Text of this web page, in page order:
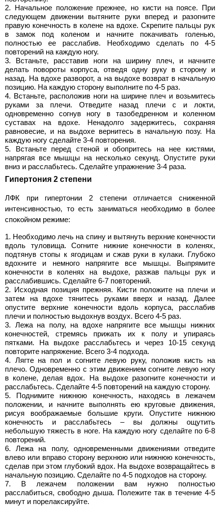
Начальное положение прежнее, но кисти на поясе. При
следующем движении вытяните руки вперед и разогните
правую конечность в колене на вдохе. Скрепите пальцы рук
в замок под коленом и начните покачивать голенью,
полностью ее расслабив. Необходимо сделать по 4-5
повторений на каждую ногу.
Встаньте, расставив ноги на ширину плеч, и начните
делать повороты корпуса, отведя одну руку в сторону и
назад. На вдохе разворот, а на выдохе возврат в начальную
позицию. На каждую сторону выполните по 4-5 раз.
Встаньте, расположив ноги на ширине плеч и возьмитесь
руками за плечи. Отведите назад плечи с и локти,
одновременно согнув ногу в тазобедренном и коленном
суставах на вдохе. Ненадолго задержитесь, сохраняя
равновесие, и на выдохе вернитесь в начальную позу. На
каждую ногу сделайте 3-4 повторения.
Встаньте перед стеной и обопритесь на нее кистями,
напрягая все мышцы на несколько секунд. Опустите руки
вниз и расслабьтесь. Сделайте упражнение 3-4 раза.
Гипертония 2 степени
ЛФК при гипертонии 2 степени отличается сниженной
интенсивностью, то есть заниматься необходимо в более
спокойном режиме:
Необходимо лечь на спину и вытянуть верхние конечности
вдоль туловища. Согните нижние конечности в коленях,
подтянув стопы к ягодицам и сжав руки в кулаки. Глубоко
вдохните и немного напрягите все мышцы. Выпрямите
конечности в коленях на выдохе, разжав пальцы рук и
расслабившись. Сделайте 6-7 повторений.
Исходная позиция прежняя. Кисти положите на плечи и
затем на вдохе тянитесь руками вверх и назад. Далее
опустите верхние конечности вдоль корпуса, расслабив
плечи и полностью выдохнув воздух. Всего 4-5 раз.
Лежа на полу, на вдохе напрягите все мышцы нижних
конечностей, стремясь прижать их к полу и упираясь
пятками. На выдохе расслабьтесь и через 10-15 секунд
повторите напряжение. Всего 3-4 подхода.
Лягте на пол и согните левую руку, положив кисть на
плечо. Одновременно с этим движением согните левую ногу
в колене, делая вдох. На выдохе разогните конечности и
расслабьтесь. Сделайте 4-5 повторений на каждую сторону.
Поднимите нижнюю конечность, находясь в лежачем
положении, и начните выполнять ею круговые движения,
рисуя воображаемые большие круги. Опустите нижнюю
конечность и расслабьтесь – вы должны ощутить
небольшую тяжесть в ноге. На каждую ногу сделайте по 6-8
повторений.
Лежа на полу, одновременными движениями отведите
влево или вправо сторону верхнюю или нижнюю конечность,
сделав при этом глубокий вдох. На выдохе возвращайтесь в
начальную позицию. Сделайте по 4-5 подходов на сторону.
В лежачем положении вам нужно полностью
расслабиться, свободно дыша. Полежите так в течение 4-5
минут и порелаксируйте.